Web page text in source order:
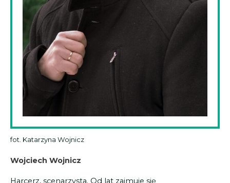
fot. Katarzyna Wojnicz
Wojciech Wojnicz
Harcerz, scenarzysta. Od lat zajmuje się